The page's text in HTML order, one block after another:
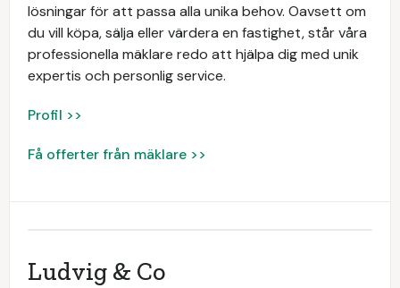
lösningar för att passa alla unika behov. Oavsett om
du vill köpa, sälja eller värdera en fastighet, står våra
professionella mäklare redo att hjälpa dig med unik
expertis och personlig service.
Profil >>
Få offerter från mäklare >>
Ludvig & Co